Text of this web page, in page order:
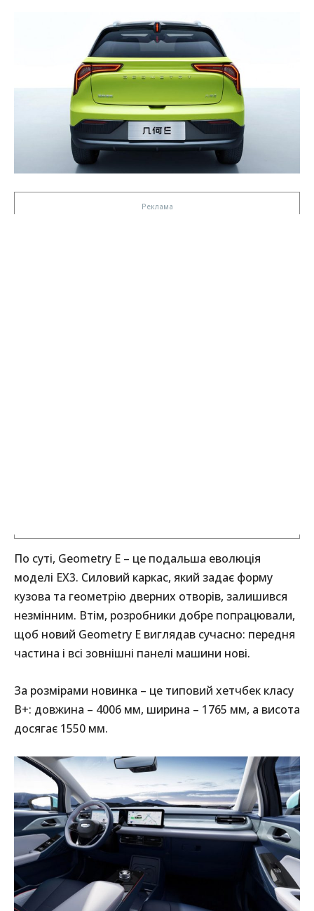
По суті, Geometry E – це подальша еволюція
моделі EX3. Силовий каркас, який задає форму
кузова та геометрію дверних отворів, залишився
незмінним. Втім, розробники добре попрацювали,
щоб новий Geometry E виглядав сучасно: передня
частина і всі зовнішні панелі машини нові.
За розмірами новинка – це типовий хетчбек класу
B+: довжина – 4006 мм, ширина – 1765 мм, а висота
досягає 1550 мм.